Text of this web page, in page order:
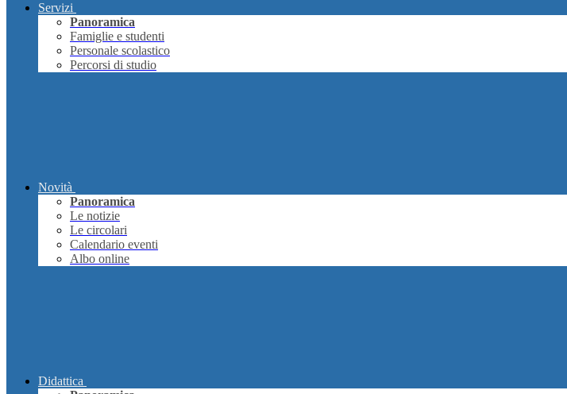
Servizi
Panoramica
Famiglie e studenti
Personale scolastico
Percorsi di studio
Novità
Panoramica
Le notizie
Le circolari
Calendario eventi
Albo online
Didattica